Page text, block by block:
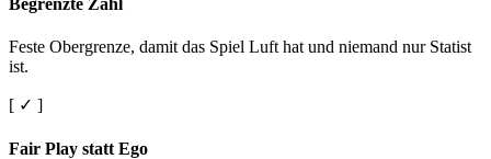
Begrenzte Zahl
Feste Obergrenze, damit das Spiel Luft hat und niemand nur Statist
ist.
[ ✓ ]
Fair Play statt Ego